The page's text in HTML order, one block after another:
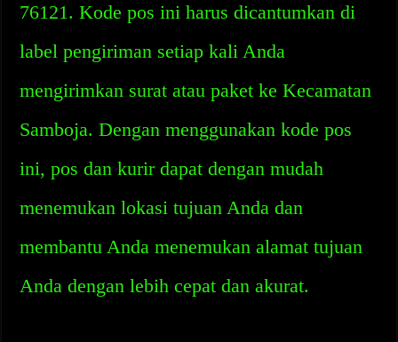
76121. Kode pos ini harus dicantumkan di
label pengiriman setiap kali Anda
mengirimkan surat atau paket ke Kecamatan
Samboja. Dengan menggunakan kode pos
ini, pos dan kurir dapat dengan mudah
menemukan lokasi tujuan Anda dan
membantu Anda menemukan alamat tujuan
Anda dengan lebih cepat dan akurat.